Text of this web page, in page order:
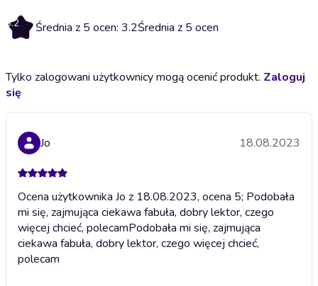
3.2 Średnia z 5 ocen: 3.2Średnia z 5 ocen
Tylko zalogowani użytkownicy mogą ocenić produkt. Zaloguj
się
Jo 18.08.2023
Ocena użytkownika Jo z 18.08.2023, ocena 5; Podobała
mi się, zajmująca ciekawa fabuła, dobry lektor, czego
więcej chcieć, polecamPodobała mi się, zajmująca
ciekawa fabuła, dobry lektor, czego więcej chcieć,
polecam